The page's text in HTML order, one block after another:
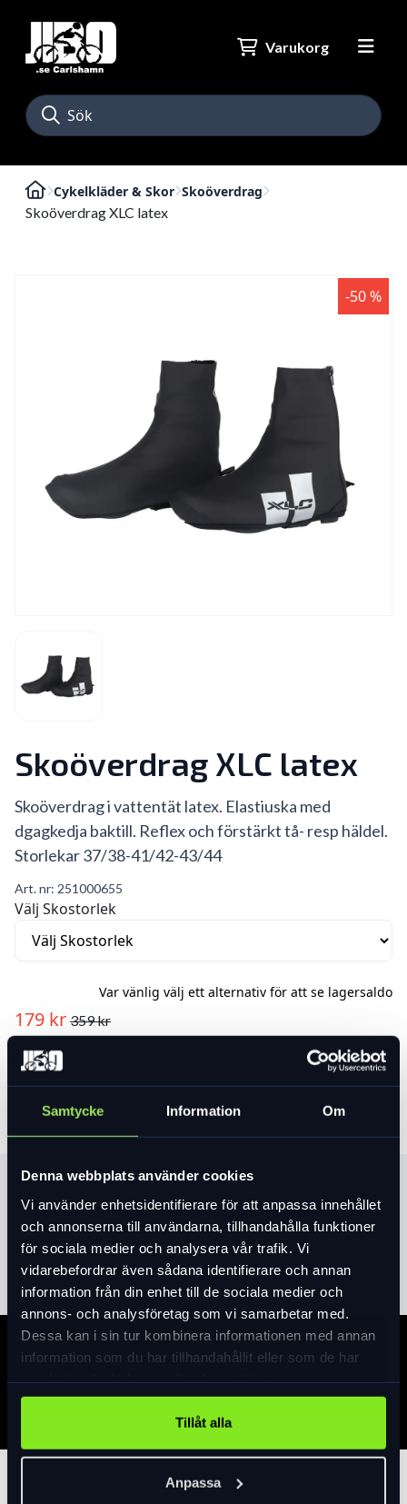
Samtycke Information Om
Denna webbplats använder cookies
Vi använder enhetsidentifierare för att anpassa innehållet
och annonserna till användarna, tillhandahålla funktioner
för sociala medier och analysera vår trafik. Vi
vidarebefordrar även sådana identifierare och annan
information från din enhet till de sociala medier och
annons- och analysföretag som vi samarbetar med.
Dessa kan i sin tur kombinera informationen med annan
information som du har tillhandahållit eller som de har
Tillåt alla
Anpassa
Varukorg
Cykelkläder & Skor Skoöverdrag
Skoöverdrag XLC latex
-50 %
Skoöverdrag XLC latex
Skoöverdrag i vattentät latex. Elastiuska med
dgagkedja baktill. Reflex och förstärkt tå- resp häldel.
Storlekar 37/38-41/42-43/44
Art. nr: 251000655
Välj Skostorlek
Var vänlig välj ett alternativ för att se lagersaldo
179 kr 359 kr
Produktinformation
Läs merexpand_more
Specifikation